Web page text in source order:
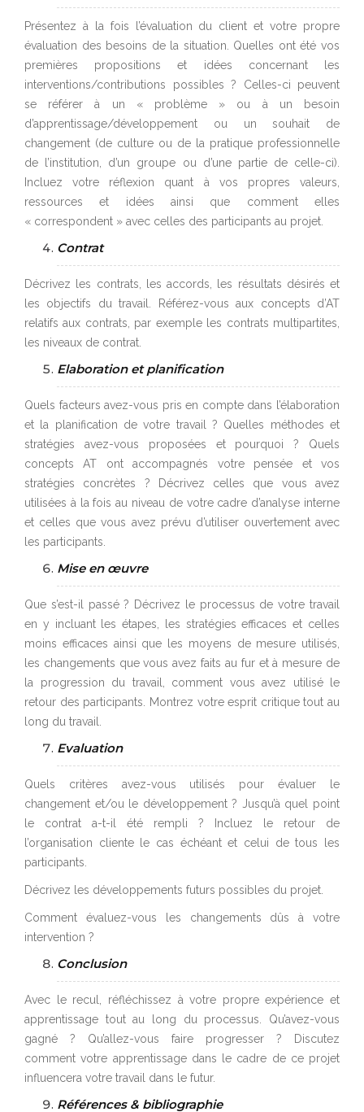
Présentez à la fois l’évaluation du client et votre propre
évaluation des besoins de la situation. Quelles ont été vos
premières propositions et idées concernant les
interventions/contributions possibles ? Celles-ci peuvent
se référer à un « problème » ou à un besoin
d’apprentissage/développement ou un souhait de
changement (de culture ou de la pratique professionnelle
de l’institution, d’un groupe ou d’une partie de celle-ci).
Incluez votre réflexion quant à vos propres valeurs,
ressources et idées ainsi que comment elles
« correspondent » avec celles des participants au projet.
Contrat
Décrivez les contrats, les accords, les résultats désirés et
les objectifs du travail. Référez-vous aux concepts d’AT
relatifs aux contrats, par exemple les contrats multipartites,
les niveaux de contrat.
Elaboration et planification
Quels facteurs avez-vous pris en compte dans l’élaboration
et la planification de votre travail ? Quelles méthodes et
stratégies avez-vous proposées et pourquoi ? Quels
concepts AT ont accompagnés votre pensée et vos
stratégies concrètes ? Décrivez celles que vous avez
utilisées à la fois au niveau de votre cadre d’analyse interne
et celles que vous avez prévu d’utiliser ouvertement avec
les participants.
Mise en œuvre
Que s’est-il passé ? Décrivez le processus de votre travail
en y incluant les étapes, les stratégies efficaces et celles
moins efficaces ainsi que les moyens de mesure utilisés,
les changements que vous avez faits au fur et à mesure de
la progression du travail, comment vous avez utilisé le
retour des participants. Montrez votre esprit critique tout au
long du travail.
Evaluation
Quels critères avez-vous utilisés pour évaluer le
changement et/ou le développement ? Jusqu’à quel point
le contrat a-t-il été rempli ? Incluez le retour de
l’organisation cliente le cas échéant et celui de tous les
participants.
Décrivez les développements futurs possibles du projet.
Comment évaluez-vous les changements dûs à votre
intervention ?
Conclusion
Avec le recul, réfléchissez à votre propre expérience et
apprentissage tout au long du processus. Qu’avez-vous
gagné ? Qu’allez-vous faire progresser ? Discutez
comment votre apprentissage dans le cadre de ce projet
influencera votre travail dans le futur.
Références & bibliographie